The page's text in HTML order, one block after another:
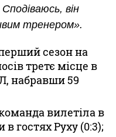
він
тренером».
сезон на
третє місце в
набравши 59
вилетіла в
в гостях Руху (0:3);